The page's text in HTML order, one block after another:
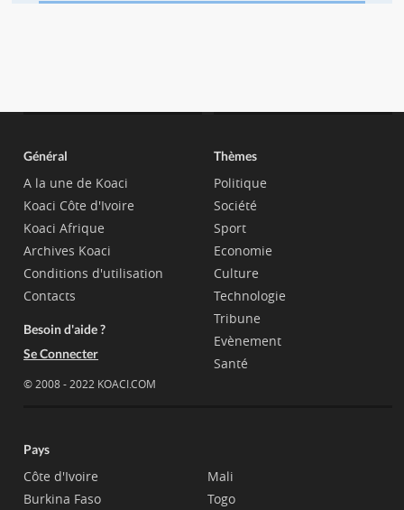
Général
A la une de Koaci
Koaci Côte d'Ivoire
Koaci Afrique
Archives Koaci
Conditions d'utilisation
Contacts
Besoin d'aide ?
Se Connecter
© 2008 - 2022 KOACI.COM
Thèmes
Politique
Société
Sport
Economie
Culture
Technologie
Tribune
Evènement
Santé
Pays
Côte d'Ivoire
Burkina Faso
Mali
Togo